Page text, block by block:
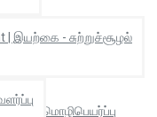
| இயற்கை - சுற்றுச்சூழல்
மொழிபெயர்ப்புகள்
மொழிபெயர்ப்பு